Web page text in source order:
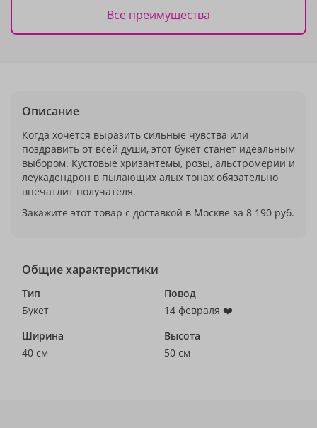
Все преимущества
Описание
Когда хочется выразить сильные чувства или
поздравить от всей души, этот букет станет идеальным
выбором. Кустовые хризантемы, розы, альстромерии и
леукадендрон в пылающих алых тонах обязательно
впечатлит получателя.
Закажите этот товар с доставкой в Москве за 8 190 руб.
Общие характеристики
Тип
Букет
Повод
14 февраля ❤️
Ширина
40 см
Высота
50 см